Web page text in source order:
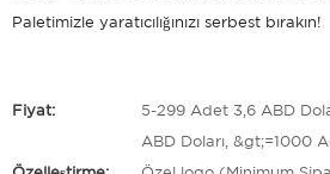
Paletimizle yaratıcılığınızı serbest bırakın!
Fiyat: 5-299 Adet 3,6 ABD
ABD Doları, &gt;=1000